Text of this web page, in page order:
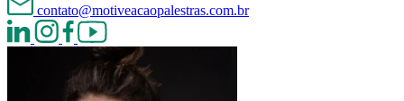
contato@motiveacaopalestras.com.br